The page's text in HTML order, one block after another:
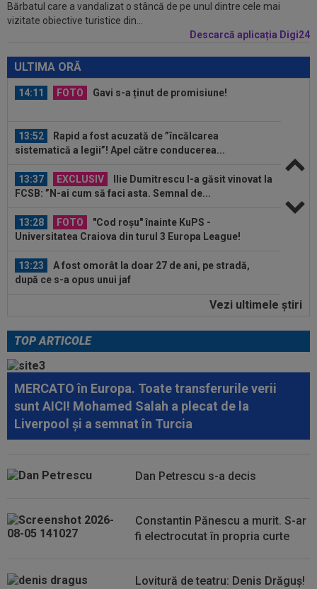
Bărbatul care a vandalizat o stâncă de pe unul dintre cele mai
vizitate obiective turistice din...
Descarcă aplicația Digi24
ULTIMA ORĂ
14:17 EXCLUSIV
”Cine e FCSB”? Victor Pițurcă nu
s-a putut abține și a spus-o
13:52
Rapid a fost acuzată de ”încălcarea
13:37 EXCLUSIV
Ilie Dumitrescu l-a găsit vinovat la
FCSB: ”N-ai cum să faci asta. Semnal de...
13:28 FOTO
"Cod roșu" înainte KuPS -
Universitatea Craiova din turul 3 Europa League!
13:23
A fost omorât la doar 27 de ani, pe stradă,
după ce s-a opus unui jaf
13:14
David Popovici e gata de Europenele de la
Paris! Campionul român și-a aflat...
"Schema" pregătită de Real Madrid: Yan
14:17 EXCLUSIV
”Cine e FCSB”? Victor Pițurcă nu
s-a putut abține și a spus-o
Gavi s-a ținut de promisiune!
13:52 Rapid a fost acuzată de ”încălcarea
Ilie Dumitrescu l-a găsit vinovat la
Vezi ultimele ştiri
TOP ARTICOLE
MERCATO în Europa. Toate transferurile verii
sunt AICI! Mohamed Salah a plecat de la
Liverpool și a semnat în Turcia
Dan Petrescu s-a decis
Constantin Pănescu a murit. S-ar
fi electrocutat în propria curte
Lovitură de teatru: Denis Drăguș!